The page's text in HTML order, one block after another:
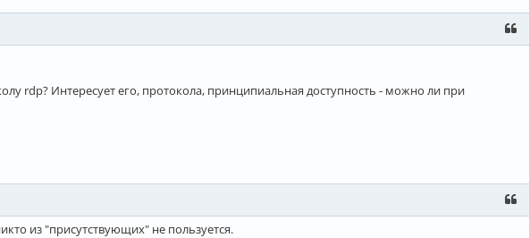
rdp? Интересует его, протокола, принципиальная доступность - можно ли при
из "присутствующих" не пользуется.